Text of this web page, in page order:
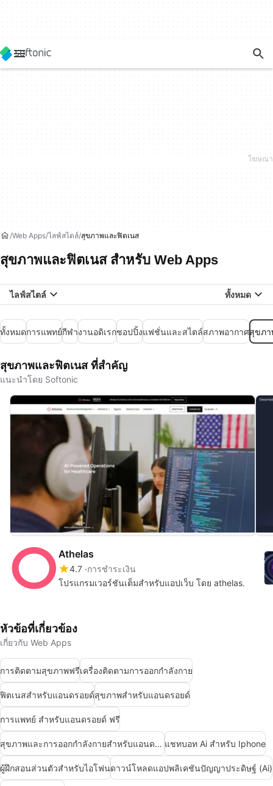
Web Apps ไลฟ์สไตล์ สุขภาพและฟิตเนส
สุขภาพและฟิตเนส สำหรับ Web Apps
ไลฟ์สไตล์ ทั้งหมด
ทั้งหมดการแพทย์กีฬางานอดิเรกชอปปิ้งแฟชั่นและสไตล์สภาพอากาศสุขภ
สุขภาพและฟิตเนส ที่สำคัญ
แนะนำโดย Softonic
Athelas
4.7 การชำระเงิน
โปรแกรมเวอร์ชันเต็มสำหรับแอปเว็บ โดย athelas.
หัวข้อที่เกี่ยวข้อง
เกี่ยวกับ Web Apps
การติดตามสุขภาพฟรีเครื่องติดตามการออกกำลังกาย
ฟิตเนสสำหรับแอนดรอยด์สุขภาพสำหรับแอนดรอยด์
การแพทย์ สำหรับแอนดรอยด์ ฟรี
สุขภาพและการออกกำลังกายสำหรับแอนดรอยด์ แชทบอท Ai สำหรับ Iphone
ผู้ฝึกสอนส่วนตัวสำหรับไอโฟนดาวน์โหลดแอปพลิเคชันปัญญาประดิษฐ์ (Ai)